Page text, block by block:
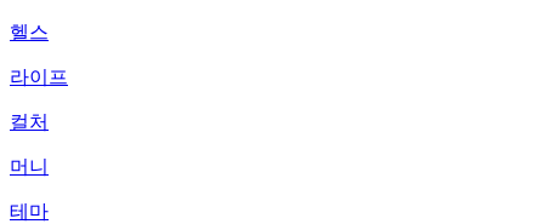
헬스
라이프
컬처
머니
테마